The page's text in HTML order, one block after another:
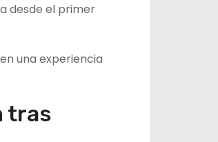
desde el primer
una experiencia
tras